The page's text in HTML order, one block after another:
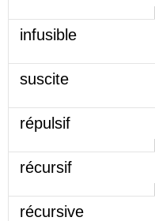
infusible
suscite
répulsif
récursif
récursive